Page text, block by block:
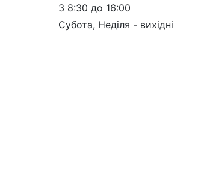
З 8:30 до 16:00
Субота, Неділя - вихідні